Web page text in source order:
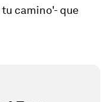
camino'- que